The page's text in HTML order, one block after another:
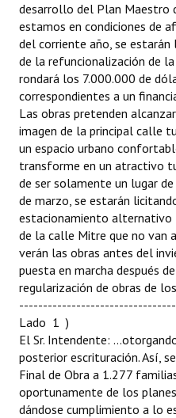
desarrollo del Plan Maestro
estamos en condiciones de
del corriente año, se estarán
de la refuncionalización de
rondará los 7.000.000 de
correspondientes a un
Las obras pretenden
imagen de la principal calle
un espacio urbano
transforme en un atractivo
de ser solamente un lugar
de marzo, se estarán
estacionamiento alternativo
de la calle Mitre que no van
verán las obras antes del
puesta en marcha después
regularización de obras de los
Lado 1 )
El Sr. Intendente:
posterior escrituración. Así,
Final de Obra a 1.277
oportunamente de los
dándose cumplimiento a lo